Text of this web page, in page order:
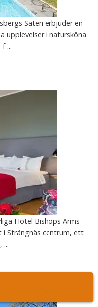
Säteri erbjuder en
upplevelser i natursköna
...
Hotel Bishops Arms
i Strängnäs centrum, ett
...